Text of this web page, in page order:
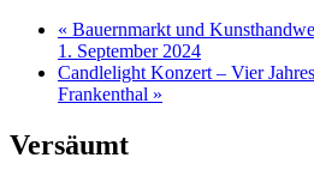
« Bauernmarkt und
1. September 2024
Candlelight Konzert – Vier
Frankenthal »
Versäumt